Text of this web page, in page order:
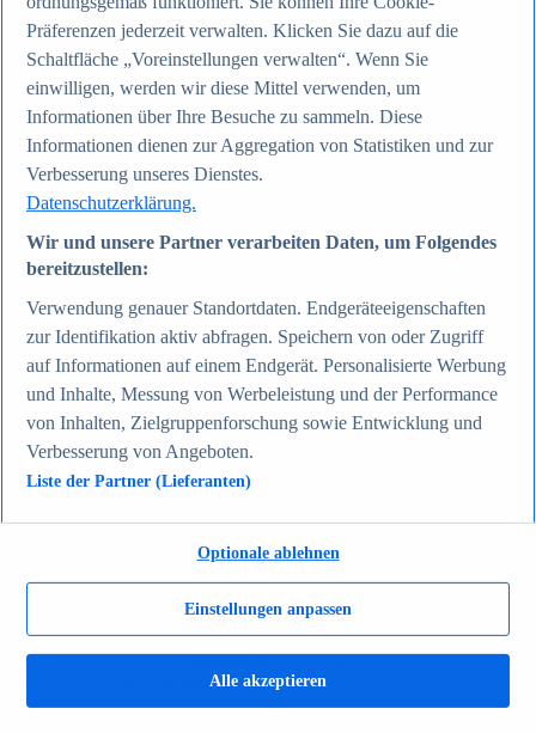
Social Media - Daten & Fakten
TikTok - Daten & Fakten
Top Report
Gesellschaft
Beliebte Statistiken
Aktuelle Statistiken
Bevölkerung Deutschlands nach relevanten
Altersgruppen 2024
Die reichsten Menschen der Welt 2026
Empfänger von Arbeitslosengeld II / Sozialgeld /
Bürgergeld in Deutschland 2005-2025
Ausländer in Deutschland nach Nationalität 2025
Demografie: Altersstruktur in Deutschland 2024
Gesellschaft
Themen
Weitere Themen
Demografischer Wandel - Daten & Fakten
Zum Report
Beliebte Statistiken
Präferenzen jederzeit verwalten. Klicken Sie dazu auf die
Schaltfläche „Voreinstellungen verwalten“. Wenn Sie
einwilligen, werden wir diese Mittel verwenden, um
Informationen über Ihre Besuche zu sammeln. Diese
Informationen dienen zur Aggregation von Statistiken und zur
Verbesserung unseres Dienstes.
Datenschutzerklärung.
Wir und unsere Partner verarbeiten Daten, um Folgendes
bereitzustellen:
Verwendung genauer Standortdaten. Endgeräteeigenschaften
zur Identifikation aktiv abfragen. Speichern von oder Zugriff
auf Informationen auf einem Endgerät. Personalisierte Werbung
und Inhalte, Messung von Werbeleistung und der Performance
von Inhalten, Zielgruppenforschung sowie Entwicklung und
Verbesserung von Angeboten.
Liste der Partner (Lieferanten)
Einstellungen anpassen
Optionale ablehnen
Alle akzeptieren